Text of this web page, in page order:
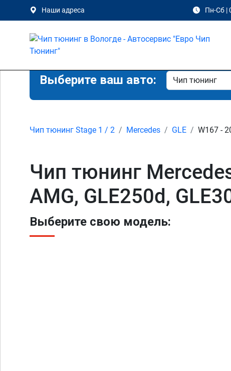
Наши адреса Пн-Сб |
Выберите ваш авто:
Чип тюнинг Stage 1 / 2 Mercedes GLE W167 -
Чип тюнинг
AMG, GLE250d,
Выберите свою модель: